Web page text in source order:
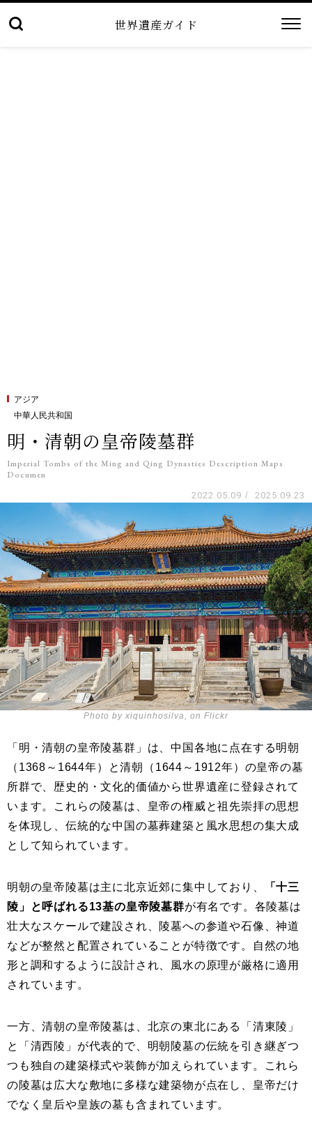
世界遺産ガイド
アジア
中華人民共和国
明・清朝の皇帝陵墓群
Imperial Tombs of the Ming and Qing Dynasties Description Maps
Documen
2022.05.09 / 2025.09.23
Photo by xiquinhosilva, on Flickr
「明・清朝の皇帝陵墓群」は、中国各地に点在する明朝
（1368～1644年）と清朝（1644～1912年）の皇帝の墓
所群で、歴史的・文化的価値から世界遺産に登録されて
います。これらの陵墓は、皇帝の権威と祖先崇拝の思想
を体現し、伝統的な中国の墓葬建築と風水思想の集大成
として知られています。
明朝の皇帝陵墓は主に北京近郊に集中しており、
「十三
陵」と呼ばれる13基の皇帝陵墓群が有名です。各陵墓は
壮大なスケールで建設され、陵墓への参道や石像、神道
などが整然と配置されていることが特徴です。自然の地
形と調和するように設計され、風水の原理が厳格に適用
されています。
一方、清朝の皇帝陵墓は、北京の東北にある「清東陵」
と「清西陵」が代表的で、明朝陵墓の伝統を引き継ぎつ
つも独自の建築様式や装飾が加えられています。これら
の陵墓は広大な敷地に多様な建築物が点在し、皇帝だけ
でなく皇后や皇族の墓も含まれています。